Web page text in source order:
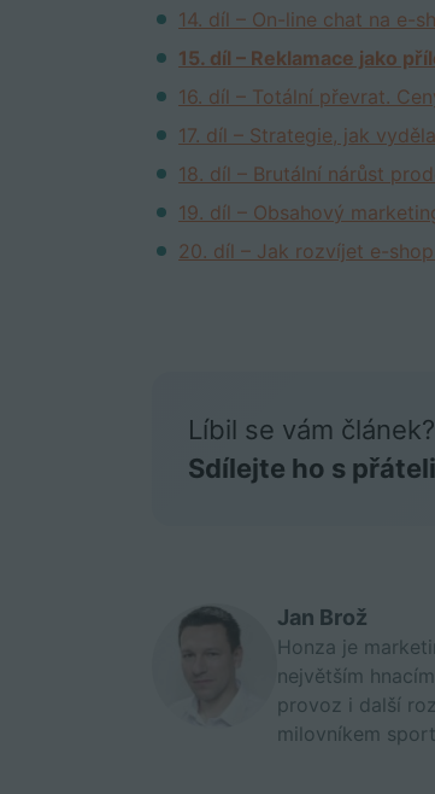
14. díl – On-line chat na e-
15. díl – Reklamace jako
16. díl – Totální převrat.
17. díl – Strategie, jak
18. díl – Brutální nárůst
19. díl – Obsahový
20. díl – Jak rozvíjet e-
Líbil se vám článek?
Sdílejte ho s
Jan Brož
Honza je
největším
provoz i další
milovníkem